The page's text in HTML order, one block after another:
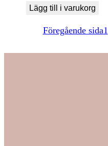
Lägg till i varukorg
Föregående sida1